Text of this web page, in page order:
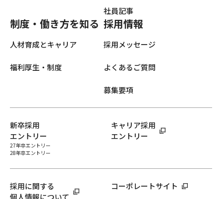
社員記事
制度・働き方を知る
人材育成とキャリア
福利厚生・制度
採用情報
採用メッセージ
よくあるご質問
募集要項
新卒採用
エントリー
27年卒エントリー
28年卒エントリー
キャリア採用
エントリー
採用に関する
個人情報について
コーポレートサイト